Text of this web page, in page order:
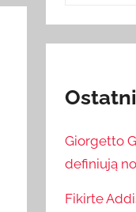
Giorgetto
definiują
Fikirte